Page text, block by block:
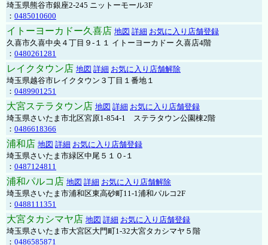
埼玉県熊谷市銀座2-245 ニットーモール3F
： 0485010600
イトーヨーカドー久喜店 地図 詳細 お気に入り店舗登録
久喜市久喜中央４丁目９-１１ イトーヨーカドー 久喜店4階
： 0480261281
レイクタウン店 地図 詳細 お気に入り店舗解除
埼玉県越谷市レイクタウン３丁目１番地１
： 0489901251
大宮ステラタウン店 地図 詳細 お気に入り店舗登録
埼玉県さいたま市北区宮原1-854-1 ステラタウン公園棟2階
： 0486618366
浦和店 地図 詳細 お気に入り店舗登録
埼玉県さいたま市緑区中尾５１０-１
： 0487124811
浦和パルコ店 地図 詳細 お気に入り店舗解除
埼玉県さいたま市浦和区東高砂町11-1浦和パルコ2F
： 0488111351
大宮タカシマヤ店 地図 詳細 お気に入り店舗登録
埼玉県さいたま市大宮区大門町1-32大宮タカシマヤ５階
： 0486585871